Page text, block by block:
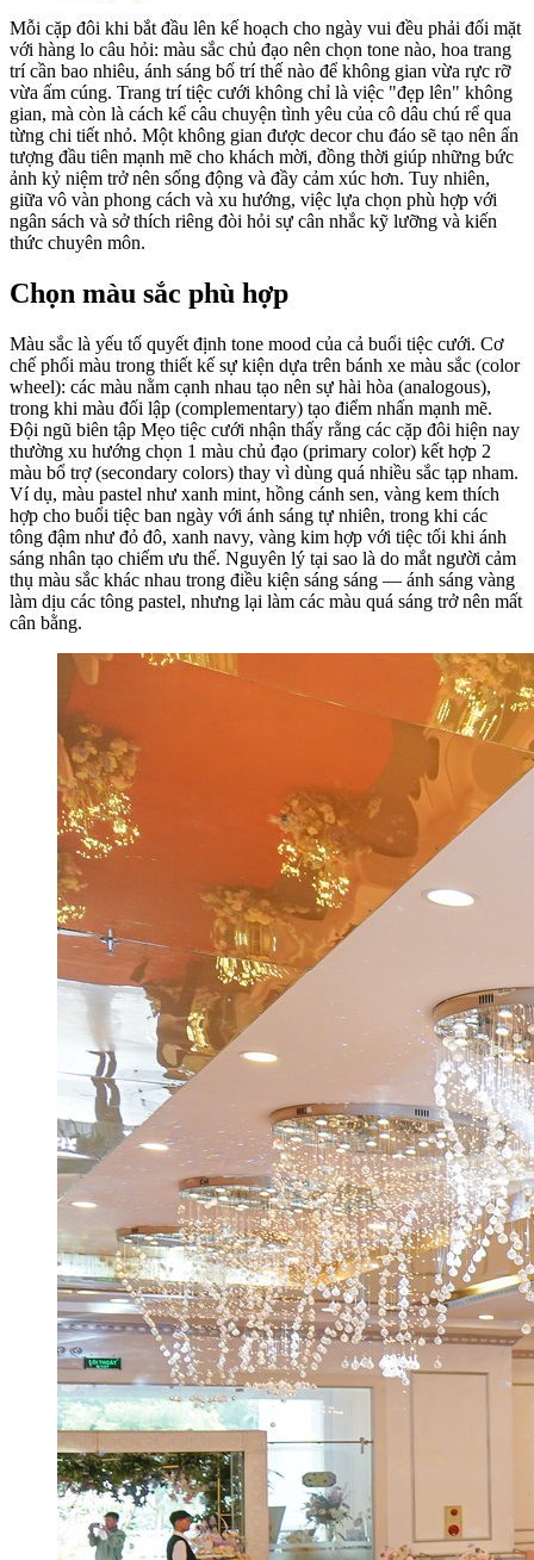
Mỗi cặp đôi khi bắt đầu lên kế hoạch cho ngày vui đều phải đối mặt
với hàng lo câu hỏi: màu sắc chủ đạo nên chọn tone nào, hoa trang
trí cần bao nhiêu, ánh sáng bố trí thế nào để không gian vừa rực rỡ
vừa ấm cúng. Trang trí tiệc cưới không chỉ là việc "đẹp lên" không
gian, mà còn là cách kể câu chuyện tình yêu của cô dâu chú rể qua
từng chi tiết nhỏ. Một không gian được decor chu đáo sẽ tạo nên ấn
tượng đầu tiên mạnh mẽ cho khách mời, đồng thời giúp những bức
ảnh kỷ niệm trở nên sống động và đầy cảm xúc hơn. Tuy nhiên,
giữa vô vàn phong cách và xu hướng, việc lựa chọn phù hợp với
ngân sách và sở thích riêng đòi hỏi sự cân nhắc kỹ lưỡng và kiến
thức chuyên môn.
Chọn màu sắc phù hợp
Màu sắc là yếu tố quyết định tone mood của cả buổi tiệc cưới. Cơ
chế phối màu trong thiết kế sự kiện dựa trên bánh xe màu sắc (color
wheel): các màu nằm cạnh nhau tạo nên sự hài hòa (analogous),
trong khi màu đối lập (complementary) tạo điểm nhấn mạnh mẽ.
Đội ngũ biên tập Mẹo tiệc cưới nhận thấy rằng các cặp đôi hiện nay
thường xu hướng chọn 1 màu chủ đạo (primary color) kết hợp 2
màu bổ trợ (secondary colors) thay vì dùng quá nhiều sắc tạp nham.
Ví dụ, màu pastel như xanh mint, hồng cánh sen, vàng kem thích
hợp cho buổi tiệc ban ngày với ánh sáng tự nhiên, trong khi các
tông đậm như đỏ đô, xanh navy, vàng kim hợp với tiệc tối khi ánh
sáng nhân tạo chiếm ưu thế. Nguyên lý tại sao là do mắt người cảm
thụ màu sắc khác nhau trong điều kiện sáng sáng — ánh sáng vàng
làm dịu các tông pastel, nhưng lại làm các màu quá sáng trở nên mất
cân bằng.